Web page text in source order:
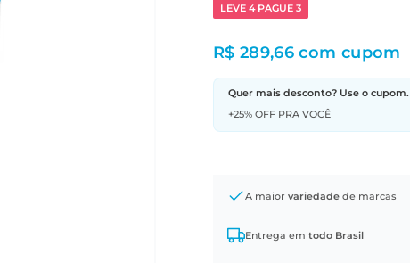
LEVE 4 PAGUE 3
R$ 289,66 com cupom
Quer mais desconto? Use o cupom.
+25% OFF PRA VOCÊ
A maior variedadede marcas
Entrega em todo Brasil